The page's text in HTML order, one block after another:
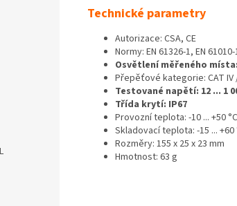
Technické parametry
Autorizace: CSA, CE
Normy: EN 61326-1, EN 61010-
Osvětlení měřeného
Přepěťové kategorie: CAT IV /
Testované napětí: 12 ... 1
Třída krytí: IP67
Provozní teplota: -10 ... +50 °C
Skladovací teplota: -15 ... +60
Rozměry: 155 x 25 x 23 mm
Hmotnost: 63 g